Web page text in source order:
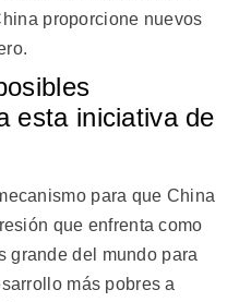
proporcione nuevos
esta iniciativa de
para que China
que enfrenta como
grande del mundo para
más pobres a